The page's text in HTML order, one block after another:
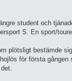
student och
S. En sport/
plötsligt bestämde
för första